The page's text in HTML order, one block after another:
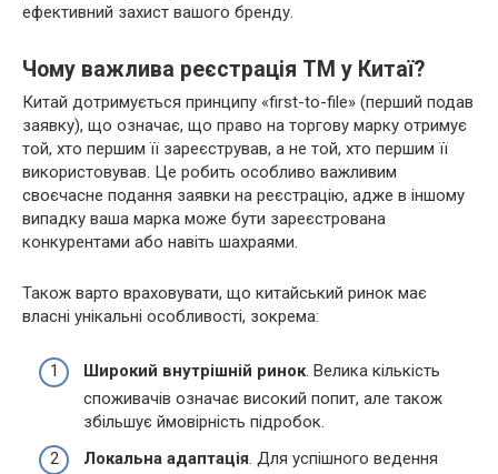
ефективний захист вашого бренду.
Чому важлива реєстрація ТМ у Китаї?
Китай дотримується принципу «first-to-file» (перший подав
заявку), що означає, що право на торгову марку отримує
той, хто першим її зареєстрував, а не той, хто першим її
використовував. Це робить особливо важливим
своєчасне подання заявки на реєстрацію, адже в іншому
випадку ваша марка може бути зареєстрована
конкурентами або навіть шахраями.
Також варто враховувати, що китайський ринок має
власні унікальні особливості, зокрема:
Широкий внутрішній ринок. Велика кількість
споживачів означає високий попит, але також
збільшує ймовірність підробок.
Локальна адаптація. Для успішного ведення